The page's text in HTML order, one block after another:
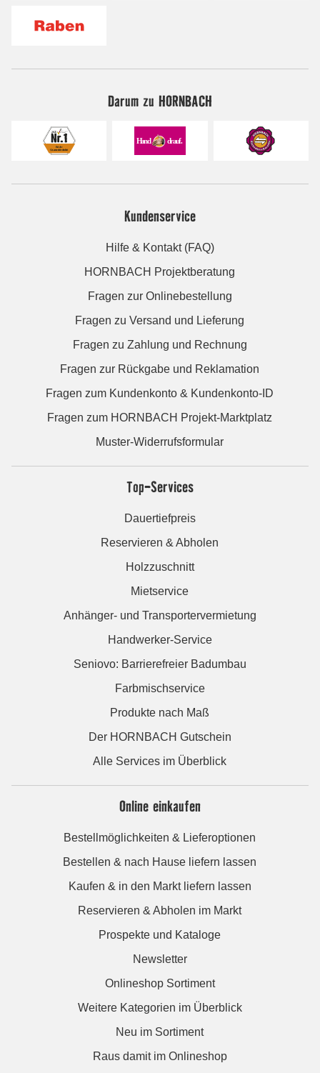
Darum zu HORNBACH
Kundenservice
Hilfe & Kontakt (FAQ)
HORNBACH Projektberatung
Fragen zur Onlinebestellung
Fragen zu Versand und Lieferung
Fragen zu Zahlung und Rechnung
Fragen zur Rückgabe und Reklamation
Fragen zum Kundenkonto & Kundenkonto-ID
Fragen zum HORNBACH Projekt-Marktplatz
Muster-Widerrufsformular
Top-Services
Dauertiefpreis
Reservieren & Abholen
Holzzuschnitt
Mietservice
Anhänger- und Transportervermietung
Handwerker-Service
Seniovo: Barrierefreier Badumbau
Farbmischservice
Produkte nach Maß
Der HORNBACH Gutschein
Alle Services im Überblick
Online einkaufen
Bestellmöglichkeiten & Lieferoptionen
Bestellen & nach Hause liefern lassen
Kaufen & in den Markt liefern lassen
Reservieren & Abholen im Markt
Prospekte und Kataloge
Newsletter
Onlineshop Sortiment
Weitere Kategorien im Überblick
Neu im Sortiment
Raus damit im Onlineshop